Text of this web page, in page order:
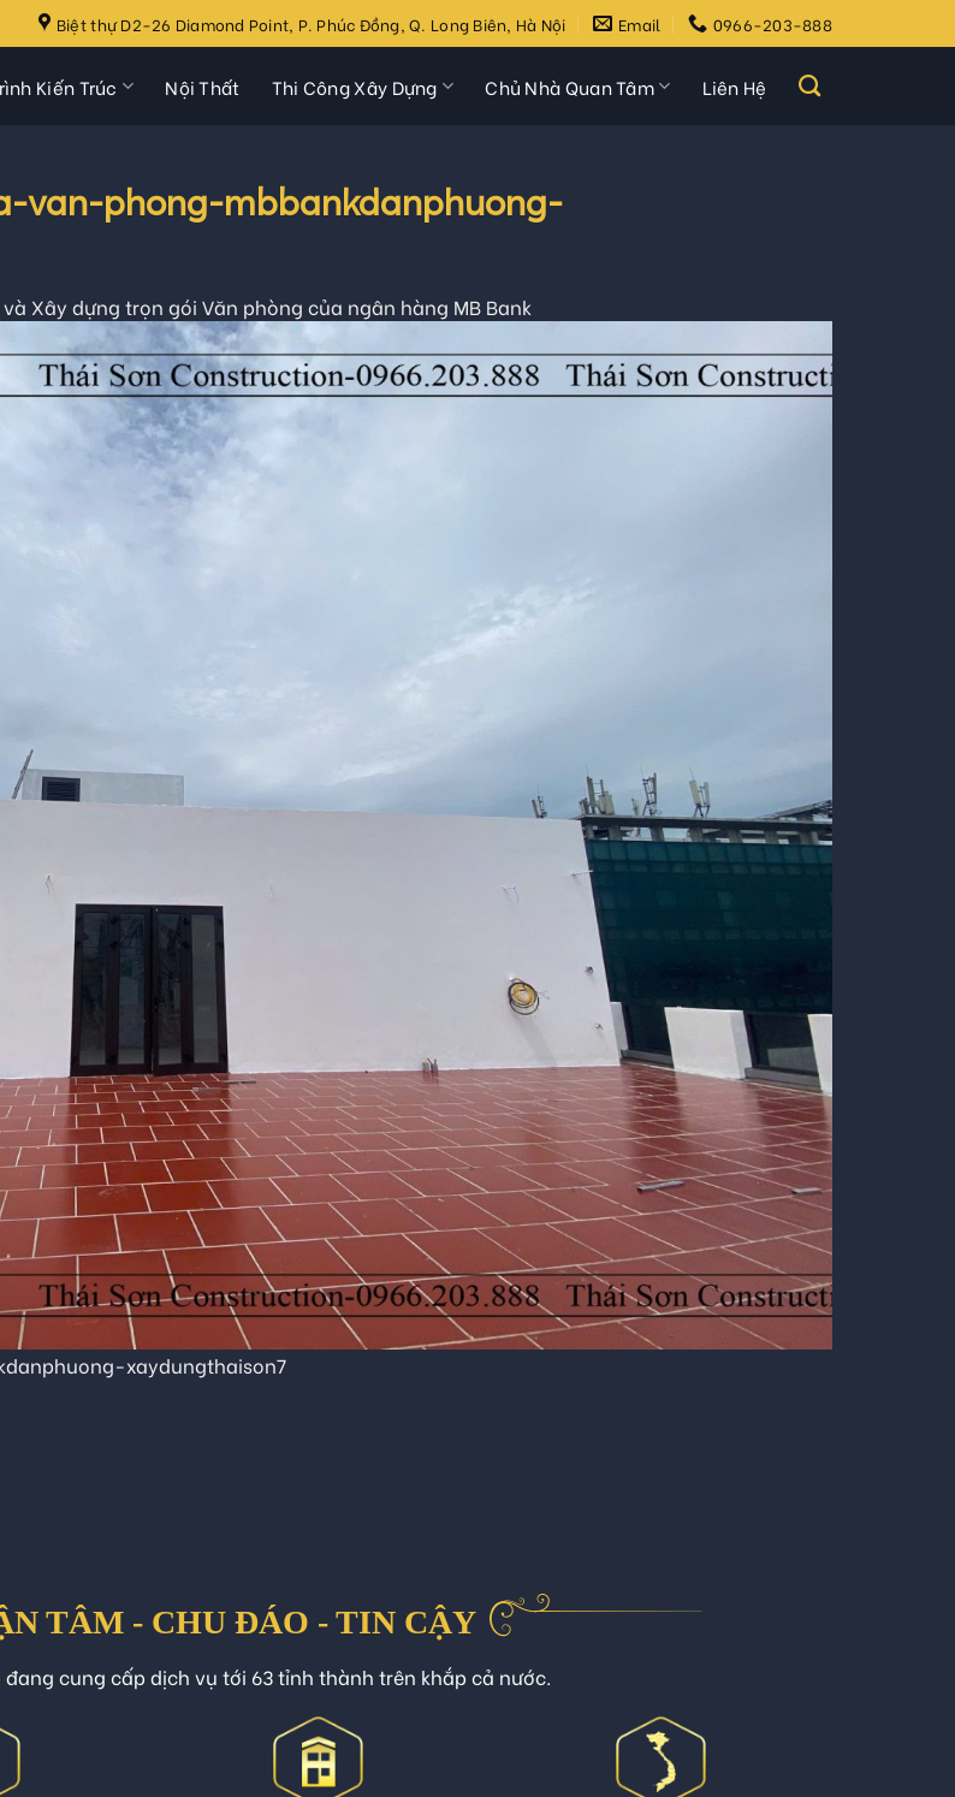
Biệt thự D2-26 Diamond Point, P. Phúc Đồng, Q. Long Biên, Hà Nội Email 0966-203-888
Kiến Trúc Nội Thất Thi Công Xây Dựng Chủ Nhà Quan Tâm Liên Hệ
phong-mbbankdanphuong-
Xây dựng trọn gói Văn phòng của ngân hàng MB Bank
xaydungthaison7
TÂM - CHU ĐÁO - TIN CẬY
đang cung cấp dịch vụ tới 63 tỉnh thành trên khắp cả nước.